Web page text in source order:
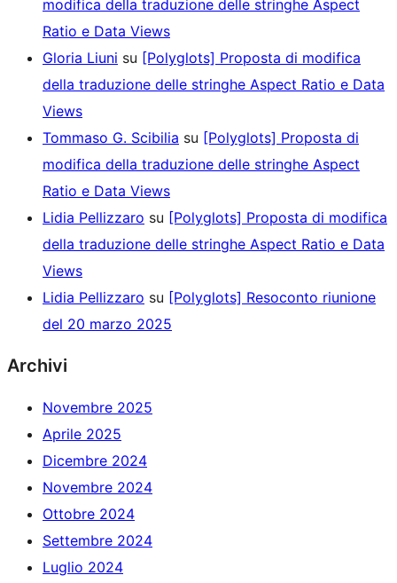
modifica della traduzione delle stringhe Aspect
Ratio e Data Views
Gloria Liuni su [Polyglots] Proposta di modifica
della traduzione delle stringhe Aspect Ratio e Data
Views
Tommaso G. Scibilia su [Polyglots] Proposta di
modifica della traduzione delle stringhe Aspect
Ratio e Data Views
Lidia Pellizzaro su [Polyglots] Proposta di modifica
della traduzione delle stringhe Aspect Ratio e Data
Views
Lidia Pellizzaro su [Polyglots] Resoconto riunione
del 20 marzo 2025
Archivi
Novembre 2025
Aprile 2025
Dicembre 2024
Novembre 2024
Ottobre 2024
Settembre 2024
Luglio 2024